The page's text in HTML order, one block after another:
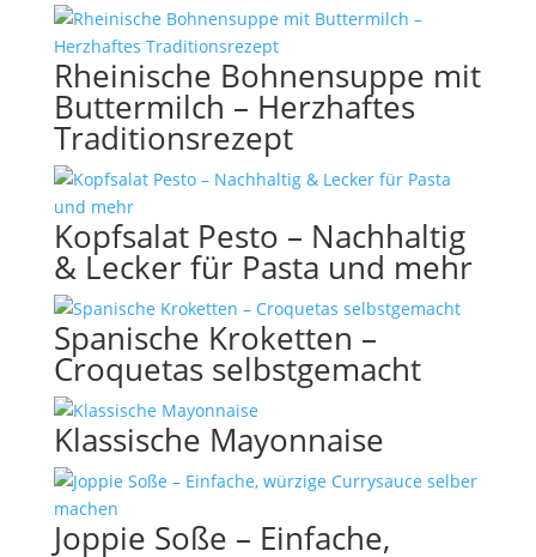
Rheinische Bohnensuppe mit
Buttermilch – Herzhaftes
Traditionsrezept
Kopfsalat Pesto – Nachhaltig
& Lecker für Pasta und mehr
Spanische Kroketten –
Croquetas selbstgemacht
Klassische Mayonnaise
Joppie Soße – Einfache,